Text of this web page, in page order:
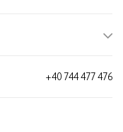
+40 744 477 476